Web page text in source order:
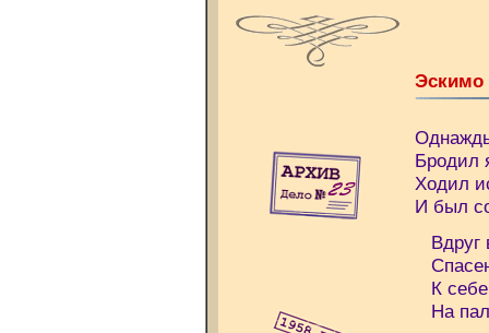
Эскимо
Бродил
Ходил
И был
Вдруг
К себе
На